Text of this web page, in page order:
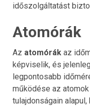
időszolgáltatást
Atomórák
Az atomórák az
képviselik, és
legpontosabb
működése az
tulajdonságain